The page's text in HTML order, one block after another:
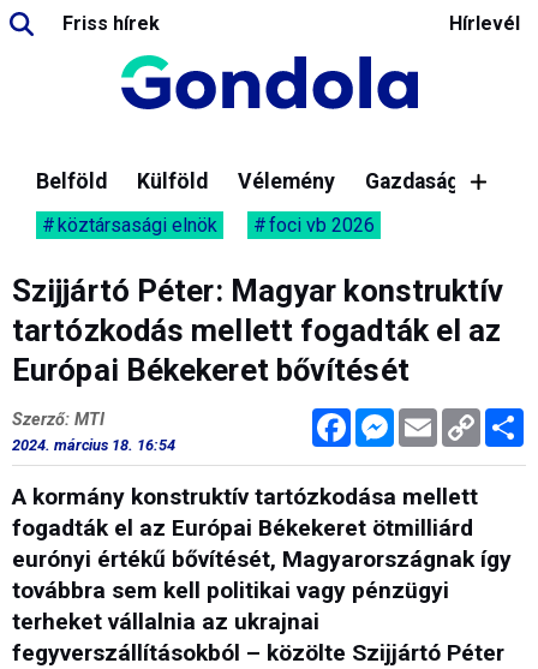
Friss hírek Hírlevél
Belföld Külföld Vélemény Gazdaság
köztársasági elnök foci vb 2026
Szijjártó Péter: Magyar konstruktív
tartózkodás mellett fogadták el az
Európai Békekeret bővítését
FacebookMessenger
Email Copy
Link
Szerző: MTI
2024. március 18. 16:54
A kormány konstruktív tartózkodása mellett
fogadták el az Európai Békekeret ötmilliárd
eurónyi értékű bővítését, Magyarországnak így
továbbra sem kell politikai vagy pénzügyi
terheket vállalnia az ukrajnai
fegyverszállításokból – közölte Szijjártó Péter